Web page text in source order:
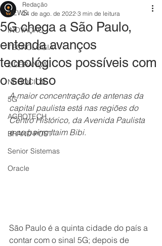
NEWS
INOVAÇÃO
TECNOLOGIA
LIDERANÇA
NEGÓCIOS
5G
AGROTECH
BRAND POST
Senior Sistemas
Oracle
5G chega a São Paulo,
entenda avanços
tecnológicos possíveis com
o seu uso
Redação
24 de ago. de 2022 3 min de leitura
A maior concentração de antenas da
capital paulista está nas regiões do
Centro Histórico, da Avenida Paulista
e no bairro Itaim Bibi.
São Paulo é a quinta cidade do país a
contar com o sinal 5G; depois de